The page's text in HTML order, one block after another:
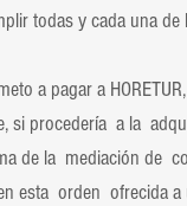
todas y cada una
a pagar a
si procedería a la
de la mediación de
esta orden ofrecida